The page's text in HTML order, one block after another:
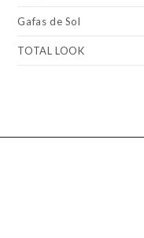
Gafas de Sol
TOTAL LOOK